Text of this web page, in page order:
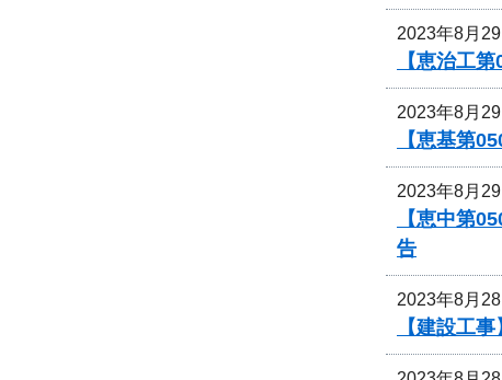
2023年8月
【恵治工
2023年8月
【恵基第
2023年8月
【恵中第
告
2023年8月
【建設工